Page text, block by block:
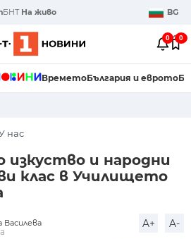
БНТ На живо BG
0 0
ВреметоБългария и еврото
нас
изкуство и народни
клас в Училището
Василева A+ A-